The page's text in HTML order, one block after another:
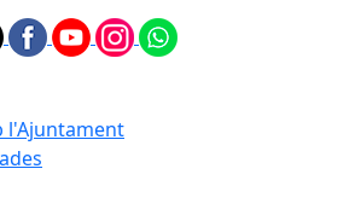
l'Ajuntament